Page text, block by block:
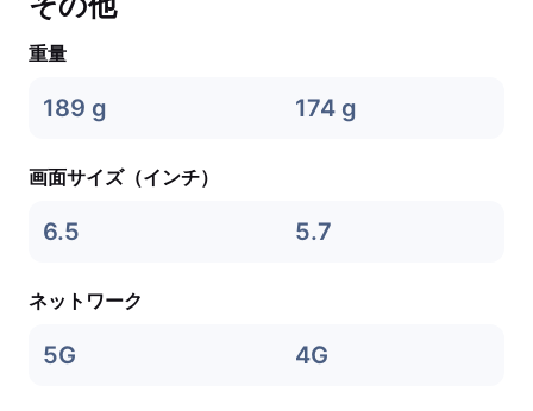
重量
189 g 174 g
画面サイズ（インチ）
6.5 5.7
ネットワーク
5G 4G